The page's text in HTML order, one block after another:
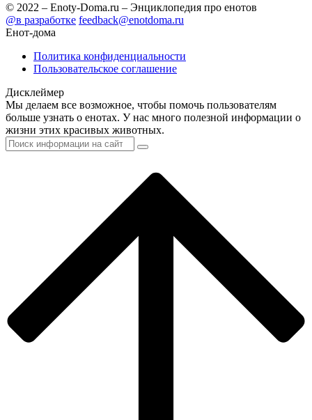
© 2022 – Enoty-Doma.ru – Энциклопедия про енотов
@в разработке feedback@enotdoma.ru
Енот-дома
Политика конфиденциальности
Пользовательское соглашение
Дисклеймер
Мы делаем все возможное, чтобы помочь пользователям
больше узнать о енотах. У нас много полезной информации о
жизни этих красивых животных.